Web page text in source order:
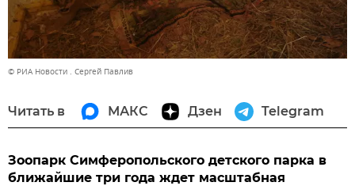
© РИА Новости . Сергей Павлив
Читать в МАКС Дзен Telegram
Зоопарк Симферопольского детского парка в
ближайшие три года ждет масштабная